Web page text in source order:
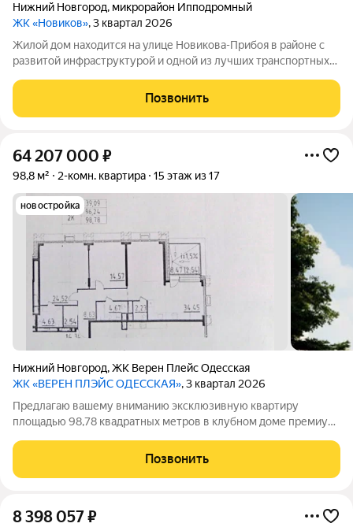
Нижний Новгород, микрорайон Ипподромный
ЖК «Новиков», 3 квартал 2026
Жилой дом находится на улице Новикова-Прибоя в районе с
развитой инфраструктурой и одной из лучших транспортных
станция метро, остановки ОТ, парк, мед.центр не превышает 5-
7 минут. В пределах
Позвонить
64 207 000 ₽
98,8 м² 2-комн. квартира 15 этаж из 17
новостройка
Нижний Новгород,ЖК Верен Плейс Одесская
ЖК «ВЕРЕН ПЛЭЙС ОДЕССКАЯ», 3 квартал 2026
Предлагаю вашему вниманию эксклюзивную квартиру
площадью 98,78 квадратных метров в клубном доме премиум
районе города Нижнего Новгорода. Это эксклюзивная
квартира с видом на слияние Оки и Волги.
Позвонить
8 398 057₽